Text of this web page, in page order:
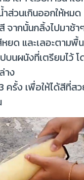
ำส่วนเกินออกให้หมด
จากนั้นกลิ้งไปมาช้
ยด และเลอะตามพื้น
บนผนังที่เตรียมไว้
าง
ครั้ง เพื่อให้ได้สีที่ส